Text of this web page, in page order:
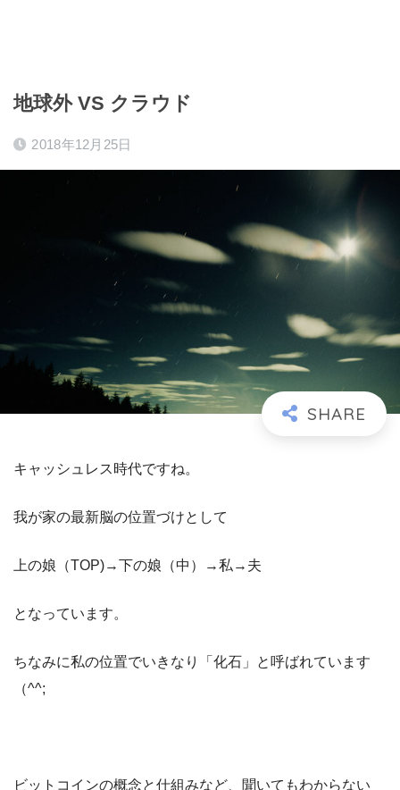
地球外 VS クラウド
2018年12月25日
キャッシュレス時代ですね。
我が家の最新脳の位置づけとして
上の娘（TOP)→下の娘（中）→私→夫
となっています。
ちなみに私の位置でいきなり「化石」と呼ばれています
（^^;
ビットコインの概念と仕組みなど、聞いてもわからない